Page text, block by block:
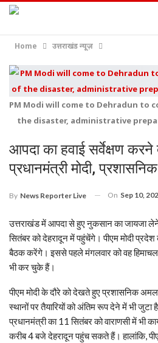
Home उत्तराखंड न्यूज़
PM Modi will come to Dehradun to
the disaster, administrative
आपदा का हवाई सर्वेक्षण
प्रधानमंत्री मोदी,
By News Reporter Live On Sep 10,
उत्तराखंड में आपदा से हुए नुकसान का जायजा लेने
सितंबर को देहरादून में पहुंचेंगे। पीएम मोदी प्रदेश
बैठक करेंगे। इससे पहले मंगलवार को वह हिमाचल
भी कर चुके हैं।
पीएम मोदी के दौरे को देखते हुए प्रशासनिक
स्थानों पर तैयारियों को अंतिम रूप देने में भी
प्रधानमंत्री का 11 सितंबर को वाराणसी में भी
करीब 4 बजे देहरादून पहुंच सकते हैं। हालांकि,